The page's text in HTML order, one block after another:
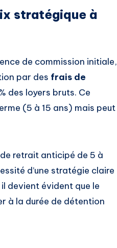
stratégique à
de commission initiale,
par des frais de
des loyers bruts. Ce
(5 à 15 ans) mais peut
retrait anticipé de 5 à
d’une stratégie claire
devient évident que le
à la durée de détention